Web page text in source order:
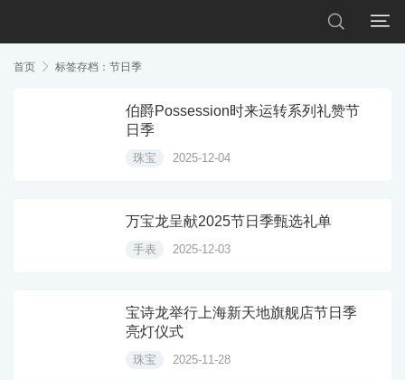


首页  标签存档：节日季
伯爵Possession时来运转系列礼赞节
日季
珠宝 2025-12-04
万宝龙呈献2025节日季甄选礼单
手表 2025-12-03
宝诗龙举行上海新天地旗舰店节日季
亮灯仪式
珠宝 2025-11-28